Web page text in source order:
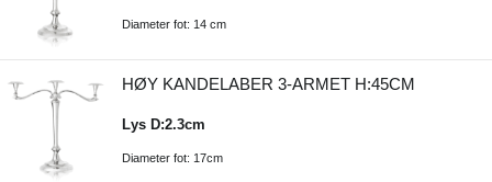
Diameter fot: 14 cm
HØY KANDELABER 3-ARMET H:45CM
Lys D:2.3cm
Diameter fot: 17cm